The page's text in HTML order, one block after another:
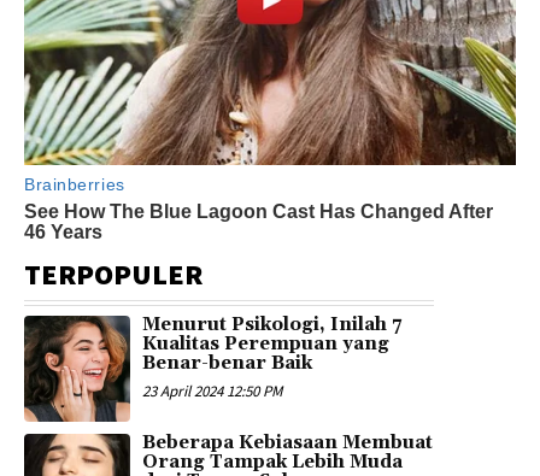
TERPOPULER
Menurut Psikologi, Inilah 7
Kualitas Perempuan yang
Benar-benar Baik
23 April 2024 12:50 PM
Beberapa Kebiasaan Membuat
Orang Tampak Lebih Muda